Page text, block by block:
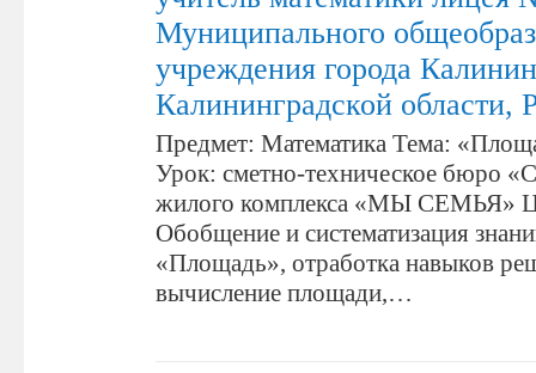
Муниципального
учреждения города
Калининградской области,
Предмет: Математика Тема:
Урок: сметно-техническое бюро
жилого комплекса «МЫ СЕМЬЯ»
Обобщение и систематизация
«Площадь», отработка навыков
вычисление площади,…